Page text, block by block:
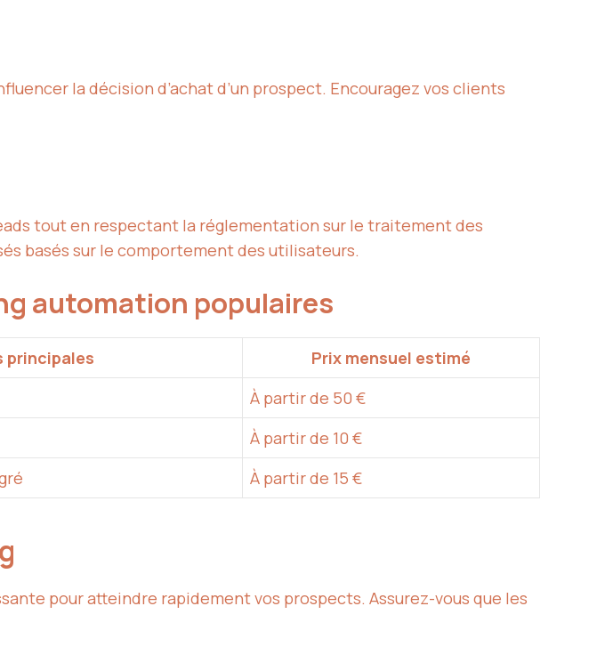
la décision d’achat d’un prospect. Encouragez vos clients
tout en respectant la réglementation sur le traitement des
basés sur le comportement des utilisateurs.
automation populaires
principales
Prix mensuel estimé
À partir de 50 €
À partir de 10 €
À partir de 15 €
pour atteindre rapidement vos prospects. Assurez-vous que les